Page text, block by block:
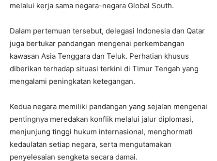
melalui kerja sama negara-negara Global South.
Dalam pertemuan tersebut, delegasi Indonesia dan Qatar
juga bertukar pandangan mengenai perkembangan
kawasan Asia Tenggara dan Teluk. Perhatian khusus
diberikan terhadap situasi terkini di Timur Tengah yang
mengalami peningkatan ketegangan.
Kedua negara memiliki pandangan yang sejalan mengenai
pentingnya meredakan konflik melalui jalur diplomasi,
menjunjung tinggi hukum internasional, menghormati
kedaulatan setiap negara, serta mengutamakan
penyelesaian sengketa secara damai.